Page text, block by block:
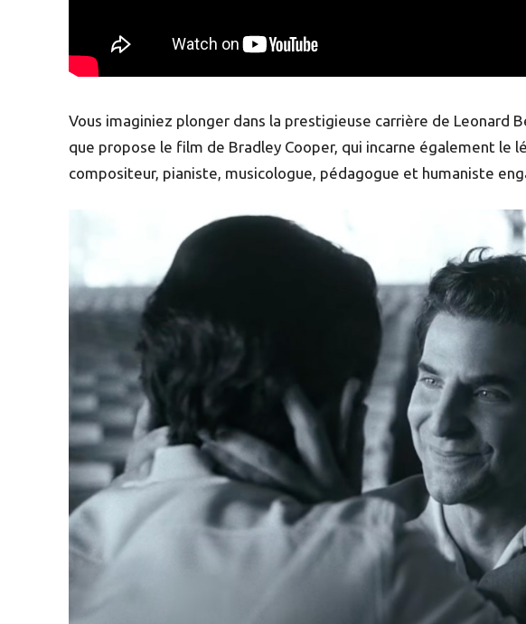
Vous imaginiez plonger dans la prestigieuse carrière de Leonard
que propose le film de Bradley Cooper, qui incarne également le
compositeur, pianiste, musicologue, pédagogue et humaniste